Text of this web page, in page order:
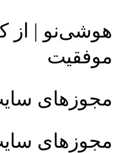
هوشی‌نو | از
موفقیت
مجوزهای
مجوزهای